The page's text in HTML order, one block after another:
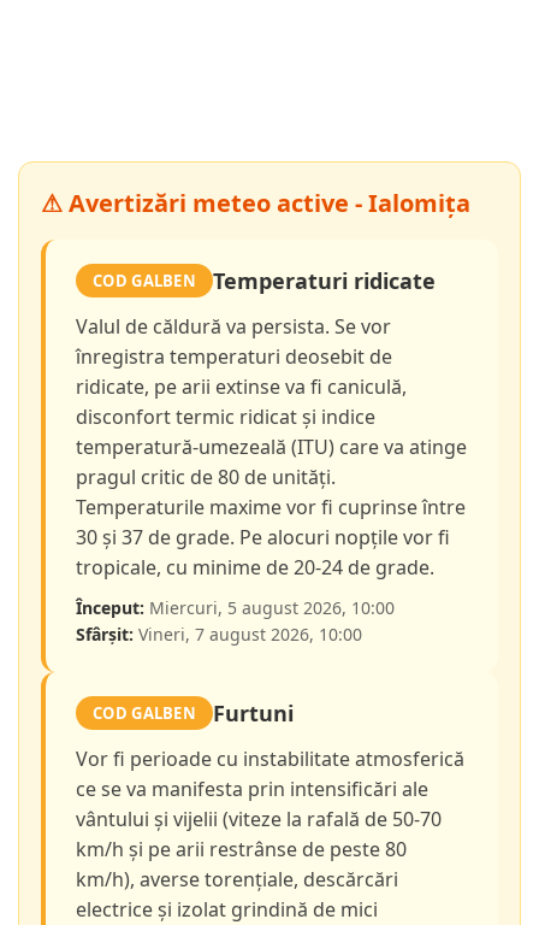
⚠ Avertizări meteo active - Ialomița
COD GALBEN Temperaturi ridicate
Valul de căldură va persista. Se vor
înregistra temperaturi deosebit de
ridicate, pe arii extinse va fi caniculă,
disconfort termic ridicat și indice
temperatură-umezeală (ITU) care va atinge
pragul critic de 80 de unități.
Temperaturile maxime vor fi cuprinse între
30 și 37 de grade. Pe alocuri nopțile vor fi
tropicale, cu minime de 20-24 de grade.
Început: Miercuri, 5 august 2026, 10:00
Sfârșit: Vineri, 7 august 2026, 10:00
COD GALBEN Furtuni
Vor fi perioade cu instabilitate atmosferică
ce se va manifesta prin intensificări ale
vântului și vijelii (viteze la rafală de 50-70
km/h și pe arii restrânse de peste 80
km/h), averse torențiale, descărcări
electrice și izolat grindină de mici